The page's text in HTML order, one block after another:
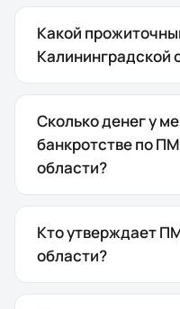
Какой
Калининградской
Сколько денег у
банкротстве по
области?
Кто утверждает
области?